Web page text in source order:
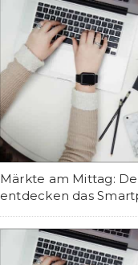
Märkte am Mittag:
entdecken das